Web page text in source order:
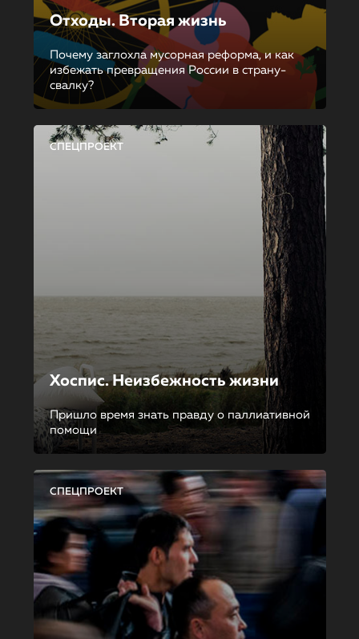
Отходы. Вторая жизнь
Почему заглохла мусорная реформа, и как
избежать превращения России в страну-
свалку?
СПЕЦПРОЕКТ
Хоспис. Неизбежность жизни
Пришло время знать правду о паллиативной
помощи
СПЕЦПРОЕКТ